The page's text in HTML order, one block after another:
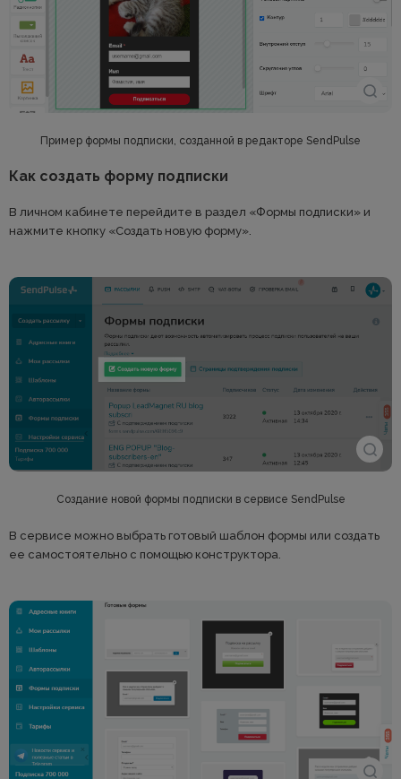
Пример формы подписки, созданной в редакторе SendPulse
Как создать форму подписки
В личном кабинете перейдите в раздел «Формы подписки» и
нажмите кнопку «Создать новую форму».
Создание новой формы подписки в сервисе SendPulse
В сервисе можно выбрать готовый шаблон формы или создать
ее самостоятельно с помощью конструктора.